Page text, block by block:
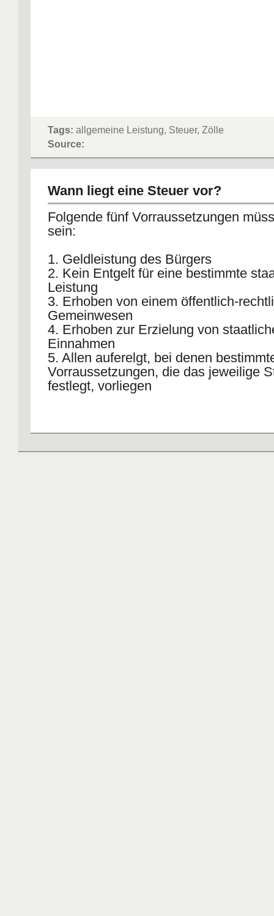
Tags: allgemeine Leistung, Steuer, Zölle
Source:
Wann liegt eine Steuer vor?
Folgende fünf Vorraussetzungen
sein:
1. Geldleistung des Bürgers
2. Kein Entgelt für eine bestimmte
Leistung
3. Erhoben von einem öffentlich-
Gemeinwesen
4. Erhoben zur Erzielung von
Einnahmen
5. Allen auferelgt, bei denen
Vorraussetzungen, die das jeweilige
festlegt, vorliegen